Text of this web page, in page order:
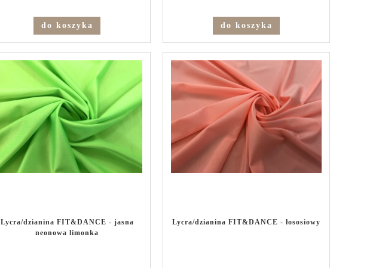
do koszyka do koszyka
Lycra/dzianina FIT&DANCE - jasna
neonowa limonka
Lycra/dzianina FIT&DANCE - łososiowy